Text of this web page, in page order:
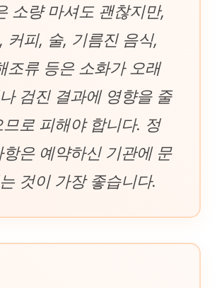
소량 마셔도 괜찮지만,
커피, 술, 기름진 음식,
조류 등은 소화가 오래
검진 결과에 영향을 줄
므로 피해야 합니다. 정
항은 예약하신 기관에 문
것이 가장 좋습니다.